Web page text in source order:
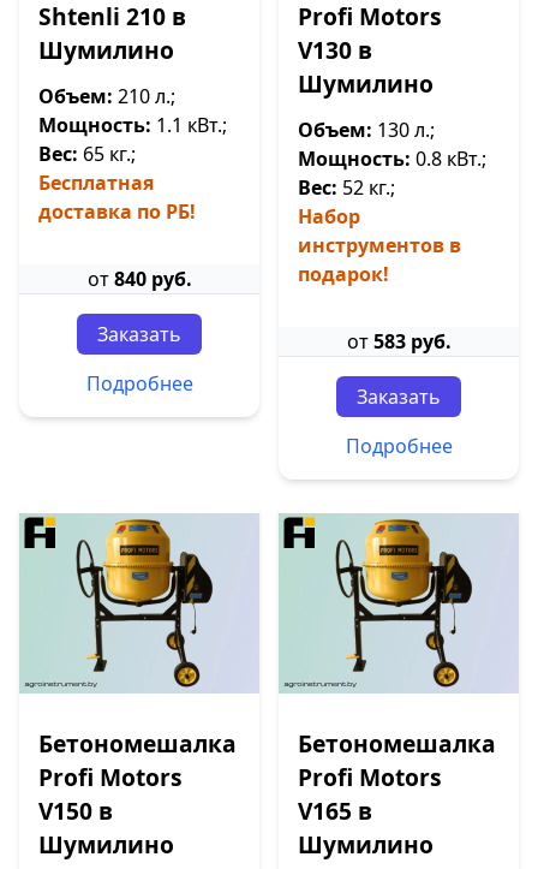
Shtenli 210 в
Шумилино
Объем: 210 л.;
Мощность: 1.1 кВт.;
Вес: 65 кг.;
Бесплатная
доставка по РБ!
от840 руб.
Заказать
Подробнее
Profi Motors
V130 в
Шумилино
Объем: 130 л.;
Мощность: 0.8 кВт.;
Вес: 52 кг.;
Набор
инструментов в
подарок!
от583 руб.
Заказать
Подробнее
Бетономешалка
Profi Motors
V150 в
Шумилино
Бетономешалка
Profi Motors
V165 в
Шумилино